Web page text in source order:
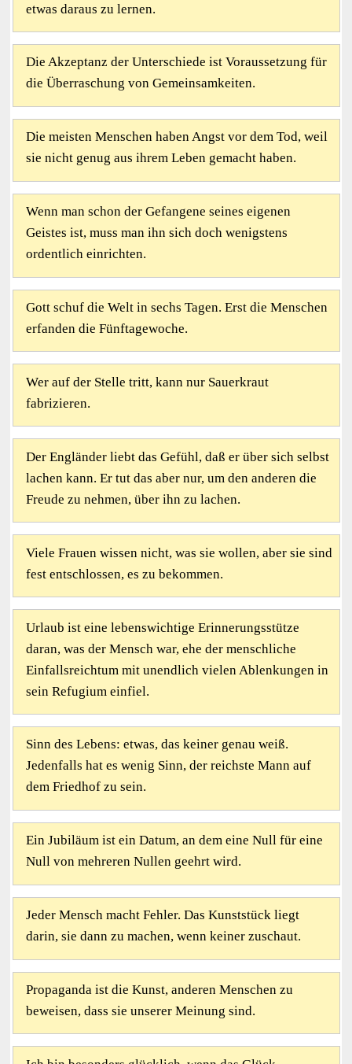
etwas daraus zu lernen.
Die Akzeptanz der Unterschiede ist Voraussetzung für
die Überraschung von Gemeinsamkeiten.
Die meisten Menschen haben Angst vor dem Tod, weil
sie nicht genug aus ihrem Leben gemacht haben.
Wenn man schon der Gefangene seines eigenen
Geistes ist, muss man ihn sich doch wenigstens
ordentlich einrichten.
Gott schuf die Welt in sechs Tagen. Erst die Menschen
erfanden die Fünftagewoche.
Wer auf der Stelle tritt, kann nur Sauerkraut
fabrizieren.
Der Engländer liebt das Gefühl, daß er über sich selbst
lachen kann. Er tut das aber nur, um den anderen die
Freude zu nehmen, über ihn zu lachen.
Viele Frauen wissen nicht, was sie wollen, aber sie sind
fest entschlossen, es zu bekommen.
Urlaub ist eine lebenswichtige Erinnerungsstütze
daran, was der Mensch war, ehe der menschliche
Einfallsreichtum mit unendlich vielen Ablenkungen in
sein Refugium einfiel.
Sinn des Lebens: etwas, das keiner genau weiß.
Jedenfalls hat es wenig Sinn, der reichste Mann auf
dem Friedhof zu sein.
Ein Jubiläum ist ein Datum, an dem eine Null für eine
Null von mehreren Nullen geehrt wird.
Jeder Mensch macht Fehler. Das Kunststück liegt
darin, sie dann zu machen, wenn keiner zuschaut.
Propaganda ist die Kunst, anderen Menschen zu
beweisen, dass sie unserer Meinung sind.